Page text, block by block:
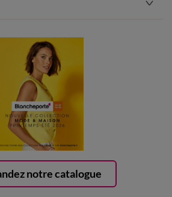
notre catalogue